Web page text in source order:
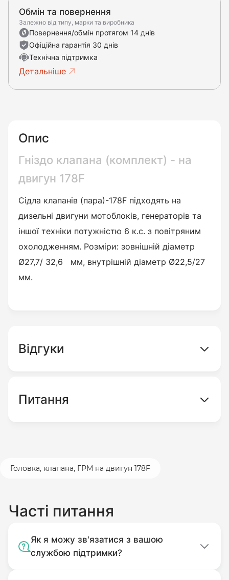
Обмін та повернення
Залежно від типу, марки та виробника
Повернення/обмін протягом 14 днів
Офіційна гарантія 30 днів
Технічна підтримка
Детальніше
Опис
Гніздо клапана (комплект) - на
двигун 178F
Сідла клапанів (пара)-178F підходять на
дизельні двигуни мотоблоків, генераторів та
іншої техніки потужністю 6 к.с. з повітряним
охолодженням. Розміри: зовнішній діаметр
Ø27,7/ 32,6
мм, внутрішній діаметр Ø22,5/27
мм.
Відгуки
Питання
Головка, клапана, ГРМ на двигун 178F
Часті питання
Як я можу зв'язатися з вашою
службою підтримки?